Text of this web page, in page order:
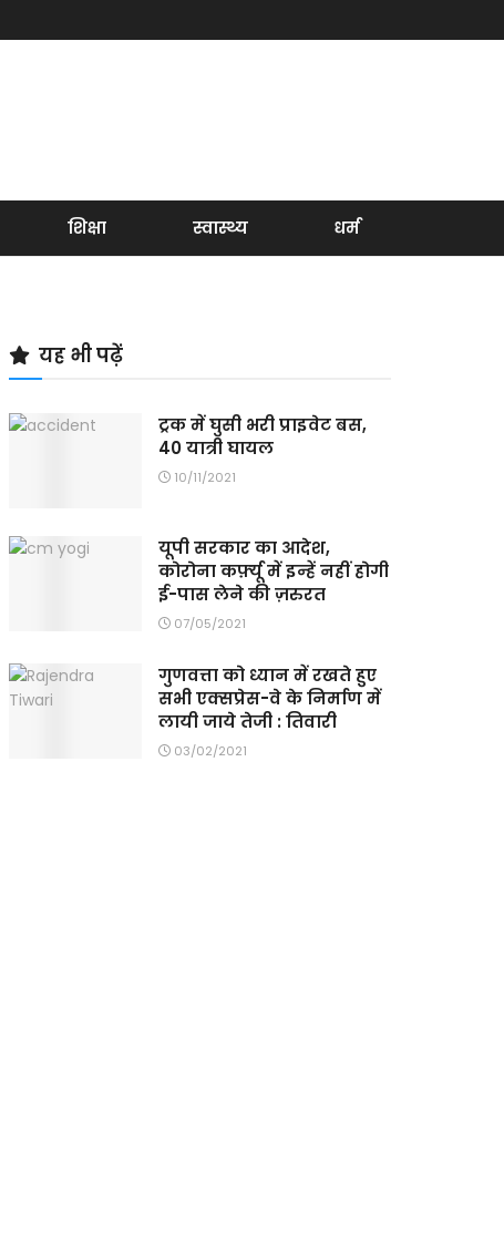
शिक्षा स्वास्थ्य धर्म
यह भी पढ़ें
ट्रक में घुसी भरी प्राइवेट बस,
40 यात्री घायल
10/11/2021
यूपी सरकार का आदेश,
कोरोना कर्फ़्यू में इन्हें नहीं होगी
ई-पास लेने की ज़रुरत
07/05/2021
गुणवत्ता को ध्यान में रखते हुए
सभी एक्सप्रेस-वे के निर्माण में
लायी जाये तेजी : तिवारी
03/02/2021